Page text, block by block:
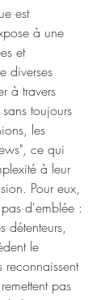
est
à une
et
diverses
à travers
toujours
les
ce qui
à leur
Pour eux,
d'emblée :
détenteurs,
le
pas